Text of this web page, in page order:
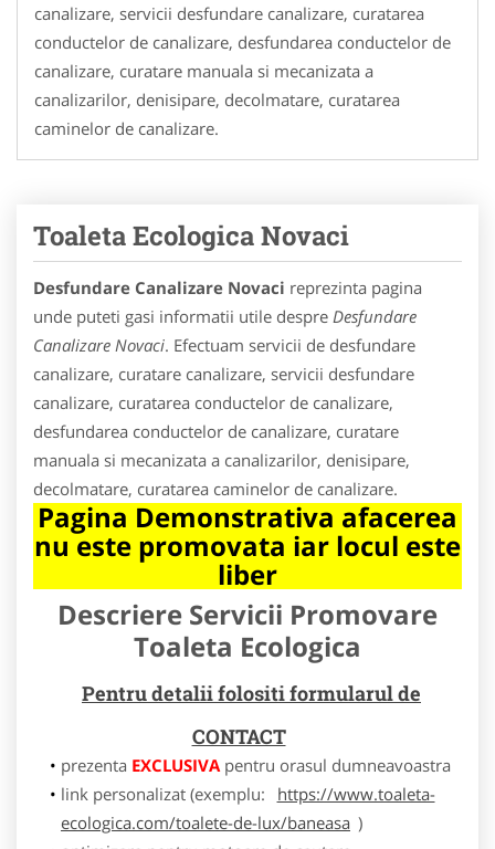
canalizare, servicii desfundare canalizare, curatarea
conductelor de canalizare, desfundarea conductelor de
canalizare, curatare manuala si mecanizata a
canalizarilor, denisipare, decolmatare, curatarea
caminelor de canalizare.
Toaleta Ecologica Novaci
Desfundare Canalizare Novaci reprezinta pagina
unde puteti gasi informatii utile despre Desfundare
Canalizare Novaci. Efectuam servicii de desfundare
canalizare, curatare canalizare, servicii desfundare
canalizare, curatarea conductelor de canalizare,
desfundarea conductelor de canalizare, curatare
manuala si mecanizata a canalizarilor, denisipare,
decolmatare, curatarea caminelor de canalizare.
Pagina Demonstrativa afacerea
nu este promovata iar locul este
liber
Descriere Servicii Promovare
Toaleta Ecologica
Pentru detalii folositi formularul de
CONTACT
prezenta EXCLUSIVApentru orasul dumneavoastra
link personalizat (exemplu:
https://www.toaleta-
ecologica.com/toalete-de-lux/baneasa )